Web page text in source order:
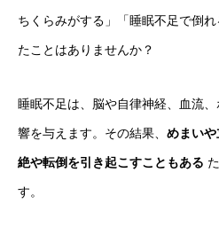
ちくらみがする」「睡眠不足で倒
たことはありませんか？
睡眠不足は、脳や自律神経、血流
響を与えます。その結果、 めまい
絶や転倒を引き起こすこともある
す。